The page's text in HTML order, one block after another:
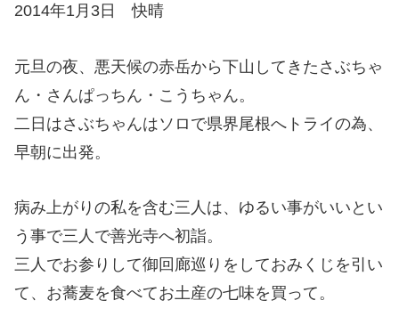
2014年1月3日 快晴
元旦の夜、悪天候の赤岳から下山してきたさぶちゃ
ん・さんぱっちん・こうちゃん。
二日はさぶちゃんはソロで県界尾根へトライの為、
早朝に出発。
病み上がりの私を含む三人は、ゆるい事がいいとい
う事で三人で善光寺へ初詣。
三人でお参りして御回廊巡りをしておみくじを引い
て、お蕎麦を食べてお土産の七味を買って。